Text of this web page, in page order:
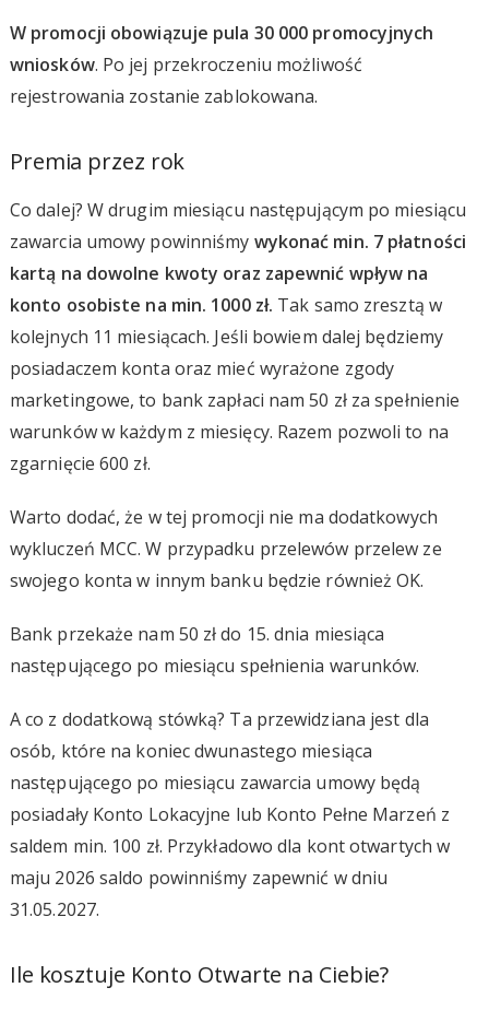
W promocji obowiązuje pula 30 000 promocyjnych
wniosków. Po jej przekroczeniu możliwość
rejestrowania zostanie zablokowana.
Premia przez rok
Co dalej? W drugim miesiącu następującym po miesiącu
zawarcia umowy powinniśmy wykonać min. 7 płatności
kartą na dowolne kwoty oraz zapewnić wpływ na
konto osobiste na min. 1000 zł. Tak samo zresztą w
kolejnych 11 miesiącach. Jeśli bowiem dalej będziemy
posiadaczem konta oraz mieć wyrażone zgody
marketingowe, to bank zapłaci nam 50 zł za spełnienie
warunków w każdym z miesięcy. Razem pozwoli to na
zgarnięcie 600 zł.
Warto dodać, że w tej promocji nie ma dodatkowych
wykluczeń MCC. W przypadku przelewów przelew ze
swojego konta w innym banku będzie również OK.
Bank przekaże nam 50 zł do 15. dnia miesiąca
następującego po miesiącu spełnienia warunków.
A co z dodatkową stówką? Ta przewidziana jest dla
osób, które na koniec dwunastego miesiąca
następującego po miesiącu zawarcia umowy będą
posiadały Konto Lokacyjne lub Konto Pełne Marzeń z
saldem min. 100 zł. Przykładowo dla kont otwartych w
maju 2026 saldo powinniśmy zapewnić w dniu
31.05.2027.
Ile kosztuje Konto Otwarte na Ciebie?